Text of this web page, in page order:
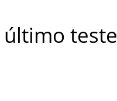
último teste